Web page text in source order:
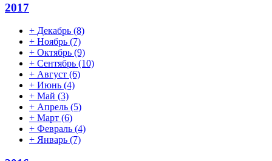
2017
+ Декабрь (8)
+ Ноябрь (7)
+ Октябрь (9)
+ Сентябрь (10)
+ Август (6)
+ Июнь (4)
+ Май (3)
+ Апрель (5)
+ Март (6)
+ Февраль (4)
+ Январь (7)